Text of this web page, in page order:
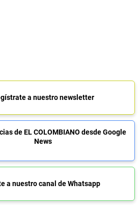
a nuestro newsletter
de EL COLOMBIANO desde Google
News
a nuestro canal de Whatsapp